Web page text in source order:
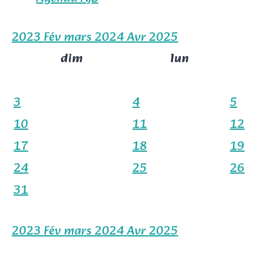
2023Févmars 2024Avr2025
dim
lun
3
4 5
10
11 12
17
18 19
24
25 26
31
2023Févmars 2024Avr2025